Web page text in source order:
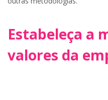
Estabeleça a
valores da